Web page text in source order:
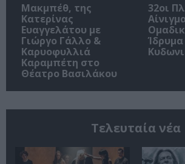
Μακμπέθ, της
Κατερίνας
Ευαγγελάτου με
Γιώργο Γάλλο &
Καρυοφυλλιά
Καραμπέτη στο
Θέατρο Βασιλάκου
32οι
Τελευταία νέα